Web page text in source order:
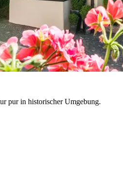
pur in historischer Umgebung.